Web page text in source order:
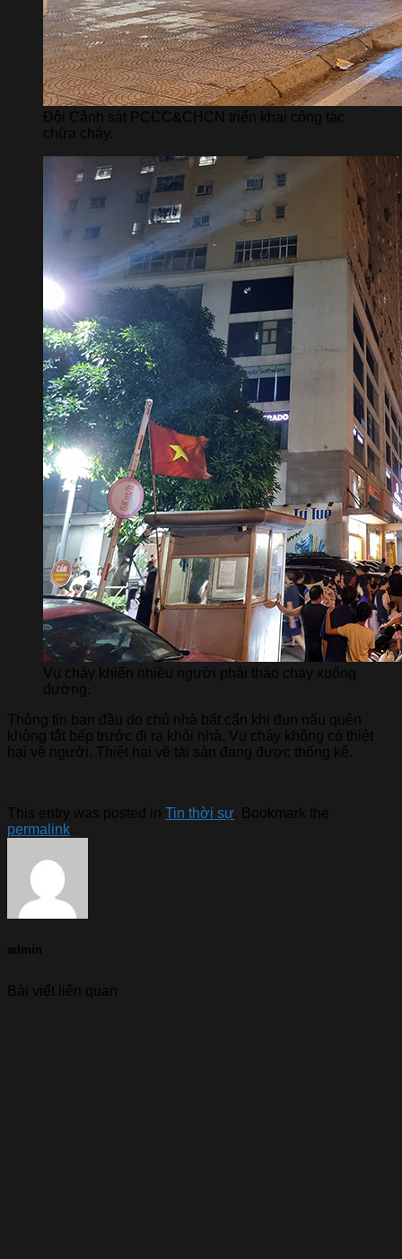
Đội Cảnh sát PCCC&CHCN triển khai công tác
chữa cháy.
Vụ cháy khiến nhiều người phải tháo chạy xuống
đường.
Thông tin ban đầu do chủ nhà bất cẩn khi đun nấu quên
không tắt bếp trước đi ra khỏi nhà. Vụ cháy không có thiệt
hại về người. Thiệt hại về tài sản đang được thống kê.
This entry was posted in Tin thời sự. Bookmark the
permalink.
admin
Bài viết liên quan